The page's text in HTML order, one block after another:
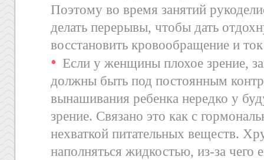
Поэтому во время занятий
делать перерывы, чтобы дать
восстановить кровообращение и
Если у женщины плохое зрение,
должны быть под постоянным
вынашивания ребенка нередко у
зрение. Связано это как с
нехваткой питательных веществ.
наполняться жидкостью, из-за чего